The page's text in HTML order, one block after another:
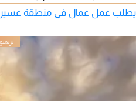
متواجد في الدمام
يطلب عمل عمال في منطقة عسير